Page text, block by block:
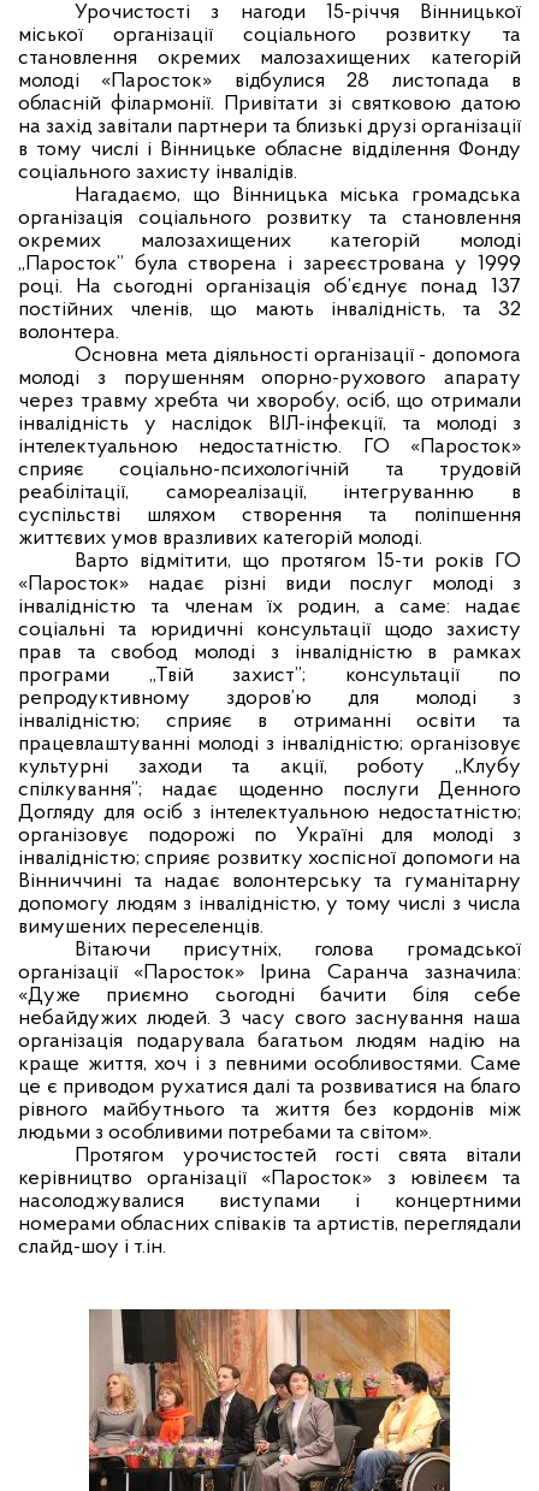
Урочистості з нагоди 15-річчя Вінницької
міської організації соціального розвитку та
становлення окремих малозахищених категорій
молоді «Паросток» відбулися 28 листопада в
обласній філармонії. Привітати зі святковою датою
на захід завітали партнери та близькі друзі організації
в тому числі і Вінницьке обласне відділення Фонду
соціального захисту інвалідів.
Нагадаємо, що Вінницька міська громадська
організація соціального розвитку та становлення
окремих малозахищених категорій молоді
„Паросток” була створена і зареєстрована у 1999
році. На сьогодні організація об’єднує понад 137
постійних членів, що мають інвалідність, та 32
волонтера.
Основна мета діяльності організації - допомога
молоді з порушенням опорно-рухового апарату
через травму хребта чи хворобу, осіб, що отримали
інвалідність у наслідок ВІЛ-інфекції, та молоді з
інтелектуальною недостатністю. ГО «Паросток»
сприяє соціально-психологічній та трудовій
реабілітації, самореалізації, інтегруванню в
суспільстві шляхом створення та поліпшення
життєвих умов вразливих категорій молоді.
Варто відмітити, що протягом 15-ти років ГО
«Паросток» надає різні види послуг молоді з
інвалідністю та членам їх родин, а саме: надає
соціальні та юридичні консультації щодо захисту
прав та свобод молоді з інвалідністю в рамках
програми „Твій захист”; консультації по
репродуктивному здоров’ю для молоді з
інвалідністю; сприяє в отриманні освіти та
працевлаштуванні молоді з інвалідністю; організовує
культурні заходи та акції, роботу „Клубу
спілкування”; надає щоденно послуги Денного
Догляду для осіб з інтелектуальною недостатністю;
організовує подорожі по Україні для молоді з
інвалідністю; сприяє розвитку хоспісної допомоги на
Вінниччині та надає волонтерську та гуманітарну
допомогу людям з інвалідністю, у тому числі з числа
вимушених переселенців.
Вітаючи присутніх, голова громадської
організації «Паросток» Ірина Саранча зазначила:
«Дуже приємно сьогодні бачити біля себе
небайдужих людей. З часу свого заснування наша
організація подарувала багатьом людям надію на
краще життя, хоч і з певними особливостями. Саме
це є приводом рухатися далі та розвиватися на благо
рівного майбутнього та життя без кордонів між
людьми з особливими потребами та світом».
Протягом урочистостей гості свята вітали
керівництво організації «Паросток» з ювілеєм та
насолоджувалися виступами і концертними
номерами обласних співаків та артистів, переглядали
слайд-шоу і т.ін.